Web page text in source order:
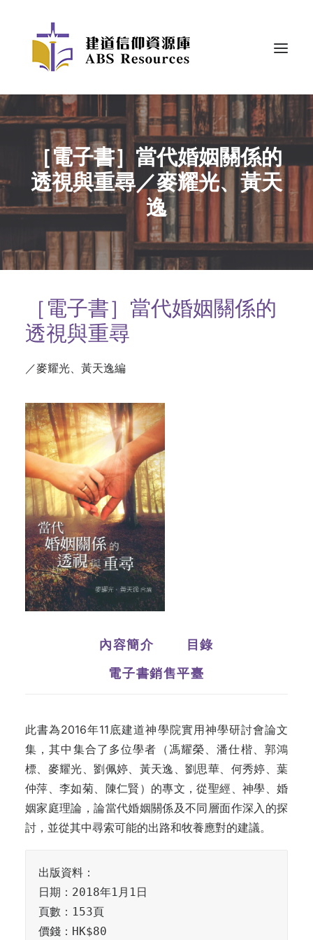
［電子書］當代婚姻關係的
透視與重尋／麥耀光、黃天
逸
［電子書］當代婚姻關係的
透視與重尋
／麥耀光、黃天逸編
內容簡介
目錄
電子書銷售平臺
此書為2016年11底建道神學院實用神學研討會論文
集，其中集合了多位學者（馮耀榮、潘仕楷、郭鴻
標、麥耀光、劉佩婷、黃天逸、劉思華、何秀婷、葉
仲萍、李如菊、陳仁賢）的專文，從聖經、神學、婚
姻家庭理論，論當代婚姻關係及不同層面作深入的探
討，並從其中尋索可能的出路和牧養應對的建議。
出版資料：
日期：2018年1月1日
頁數：153頁
價錢：HK$80